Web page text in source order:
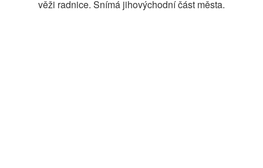
věži radnice. Snímá jihovýchodní část města.